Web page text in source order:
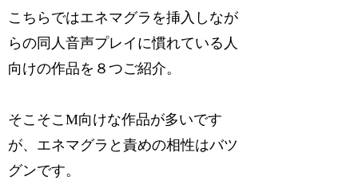
こちらではエネマグラを挿入しなが
らの同人音声プレイに慣れている人
向けの作品を８つご紹介。
そこそこM向けな作品が多いです
が、エネマグラと責めの相性はバツ
グンです。